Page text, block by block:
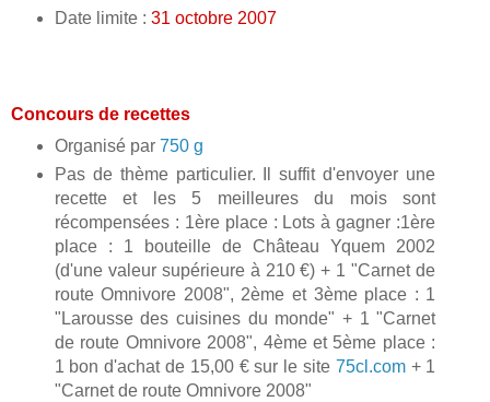
Date limite : 31 octobre 2007
Concours de recettes
Organisé par 750 g
Pas de thème particulier. Il suffit d'envoyer une
recette et les 5 meilleures du mois sont
récompensées : 1ère place : Lots à gagner :1ère
place : 1 bouteille de Château Yquem 2002
(d'une valeur supérieure à 210 €) + 1 "Carnet de
route Omnivore 2008", 2ème et 3ème place : 1
"Larousse des cuisines du monde" + 1 "Carnet
de route Omnivore 2008", 4ème et 5ème place :
1 bon d'achat de 15,00 € sur le site 75cl.com+ 1
"Carnet de route Omnivore 2008"